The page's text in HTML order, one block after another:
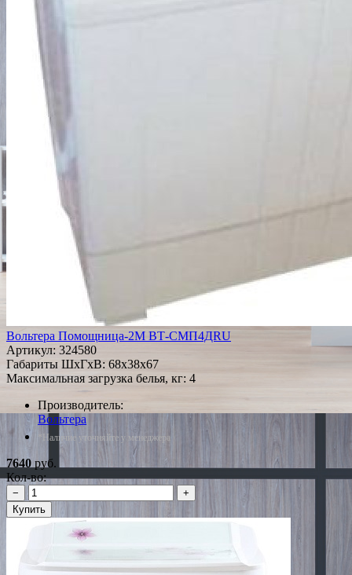
Вольтера Помощница-2М ВТ-СМП4ДRU
Артикул: 324580
Габариты ШxГxВ: 68x38x67
Максимальная загрузка белья, кг: 4
Производитель:
Вольтера
*Наличие уточняйте у менеджера
7640 руб.
Кол-во:
−
+
Купить